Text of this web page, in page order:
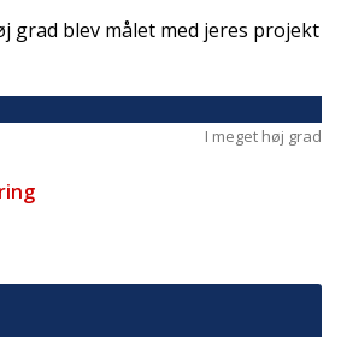
grad blev målet med jeres projekt
I meget høj grad